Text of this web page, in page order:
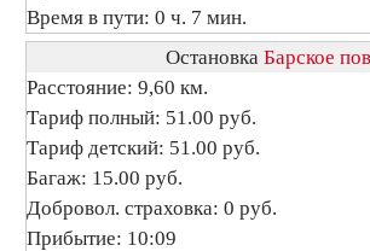
Время в пути: 0 ч. 7 мин.
Остановка Барское
Расстояние: 9,60 км.
Тариф полный: 51.00 руб.
Тариф детский: 51.00 руб.
Багаж: 15.00 руб.
Добровол. страховка: 0 руб.
Прибытие: 10:09